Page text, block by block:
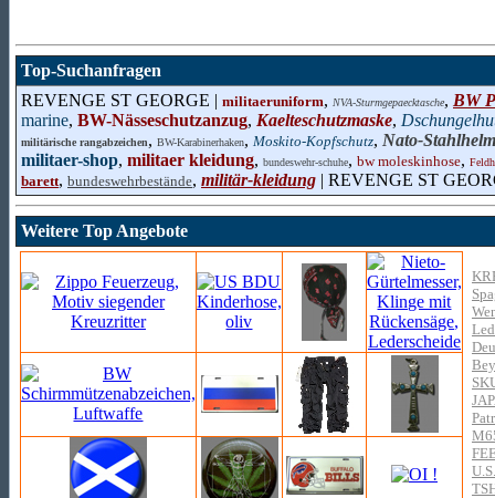
Top-Suchanfragen
REVENGE ST GEORGE | militaeruniform, NVA-Sturmgepaecktasche, BW
marine, BW-Nässeschutzanzug, Kaelteschutzmaske,
militärische rangabzeichen, BW-Karabinerhaken, Moskito-Kopfschutz, Nato-Stahlhelm
militaer-shop, militaer kleidung, bundeswehr-schuhe, bw moleskinhose,
barett, bundeswehrbestände, militär-kleidung | REVENGE ST
Weitere Top Angebote